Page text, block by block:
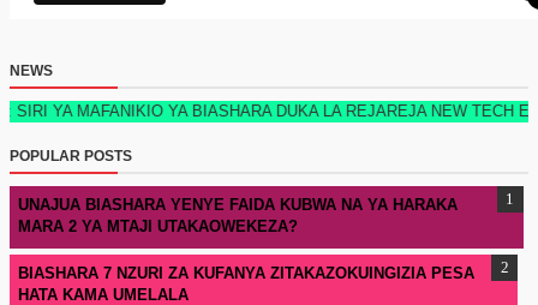
NEWS
YA BIASHARA DUKA LA REJAREJA NEW TECH EDITION
POPULAR POSTS
UNAJUA BIASHARA YENYE FAIDA KUBWA NA YA HARAKA
MARA 2 YA MTAJI UTAKAOWEKEZA?
BIASHARA 7 NZURI ZA KUFANYA ZITAKAZOKUINGIZIA PESA
HATA KAMA UMELALA